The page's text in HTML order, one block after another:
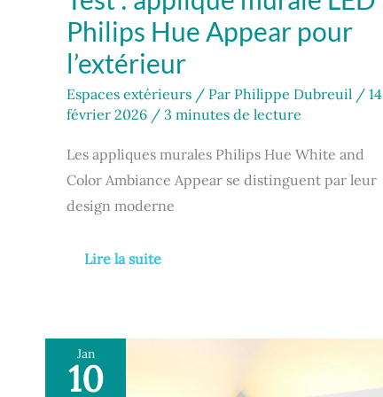
Philips Hue Appear pour
l’extérieur
Espaces extérieurs / Par Philippe Dubreuil / 14
février 2026 / 3 minutes de lecture
Les appliques murales Philips Hue White and
Color Ambiance Appear se distinguent par leur
design moderne
Lire la suite
Jan
10
Test
ledmo